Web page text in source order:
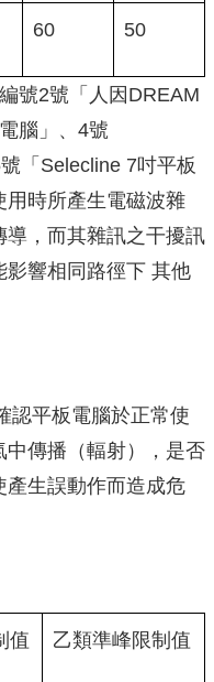
60 50
號2號「人因DREAM
腦」、4號
「Selecline 7吋平板
用時所產生電磁波雜
，而其雜訊之干擾訊
響相同路徑下 其他
認平板電腦於正常使
中傳播（輻射），是否
生誤動作而造成危
值 乙類準峰限制值